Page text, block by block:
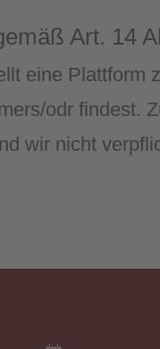
Art. 14
eine Plattform
odr findest.
wir nicht